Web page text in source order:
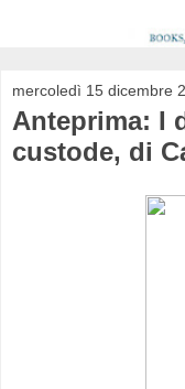
mercoledì 15 dicembre
Anteprima: I
custode, di